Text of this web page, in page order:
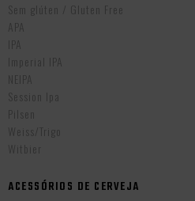
Sem glúten / Gluten Free
APA
IPA
Imperial IPA
NEIPA
Session Ipa
Pilsen
Weiss/Trigo
Witbier
ACESSÓRIOS DE CERVEJA